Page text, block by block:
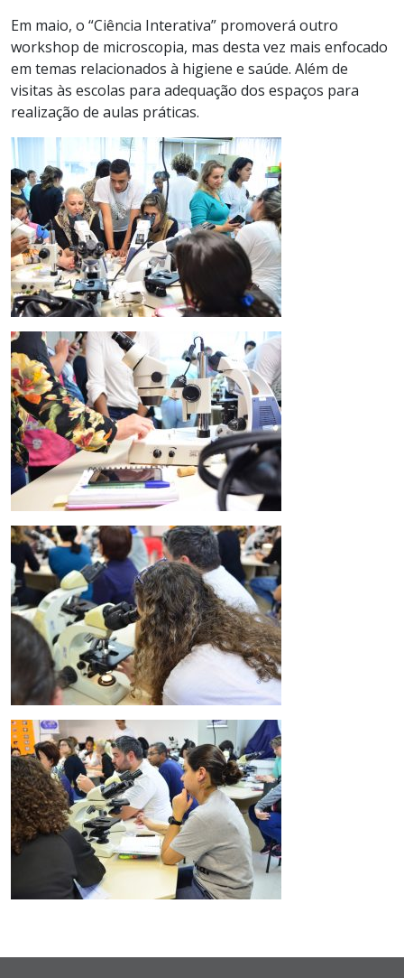
Em maio, o “Ciência Interativa” promoverá outro
workshop de microscopia, mas desta vez mais enfocado
em temas relacionados à higiene e saúde. Além de
visitas às escolas para adequação dos espaços para
realização de aulas práticas.